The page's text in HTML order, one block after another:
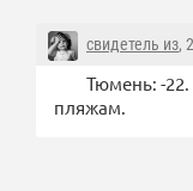
свидетель из,
Тюмень: -22.
пляжам.